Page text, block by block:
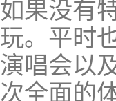
如果没有
玩。平时
演唱会以
次全面的